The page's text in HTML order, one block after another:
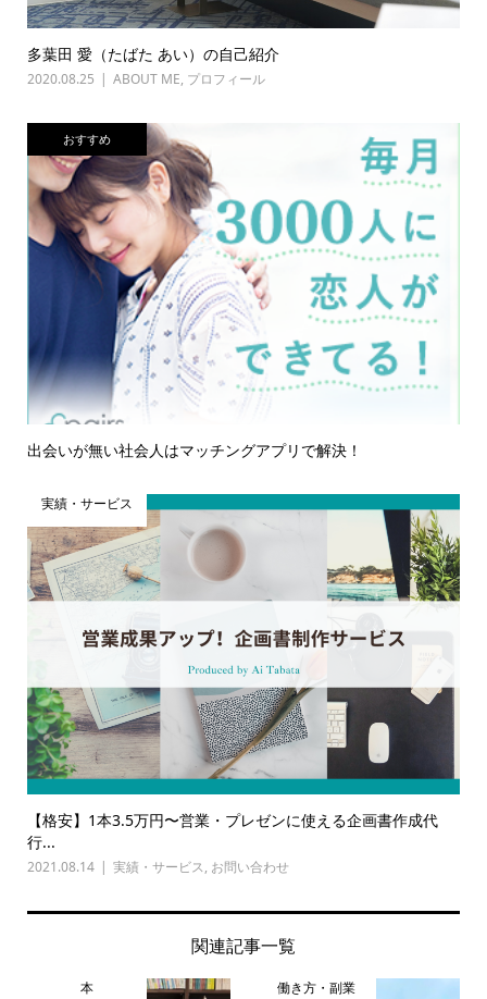
多葉田 愛（たばた あい）の自己紹介
2020.08.25 ABOUT ME, プロフィール
おすすめ
出会いが無い社会人はマッチングアプリで解決！
実績・サービス
【格安】1本3.5万円〜営業・プレゼンに使える企画書作成代
行...
2021.08.14 実績・サービス, お問い合わせ
関連記事一覧
本 働き方・副業